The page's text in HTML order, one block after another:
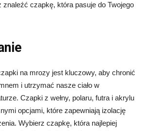
czapkę, która pasuje do Twojego
na mrozy jest kluczowy, aby chronić
i utrzymać nasze ciało w
Czapki z wełny, polaru, futra i akrylu
opcjami, które zapewniają izolację
Wybierz czapkę, która najlepiej